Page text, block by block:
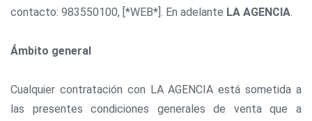
contacto: 983550100, [*WEB*]. En adelante LA AGENCIA.
Ámbito general
Cualquier contratación con LA AGENCIA está sometida a
las presentes condiciones generales de venta que a